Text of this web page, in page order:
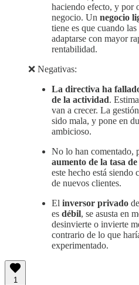
haciendo efecto, y por
negocio. Un negocio
tiene es que cuando
adaptarse con mayor
rentabilidad.
❌ Negativas:
La directiva ha
de la actividad.
van a crecer. La
sido mala, y pone en
ambicioso.
No lo han comentado,
aumento de la tasa
este hecho está siendo
de nuevos clientes.
El inversor privado
es débil, se asusta en
desinvierte o invierte
contrario de lo que
experimentado.
1